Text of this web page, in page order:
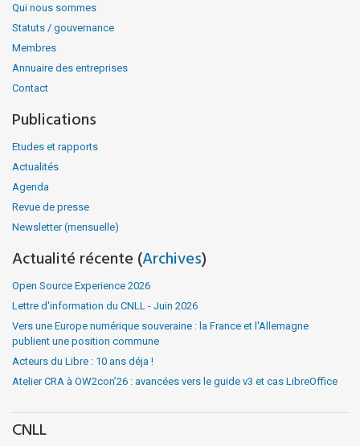
Qui nous sommes
Statuts / gouvernance
Membres
Annuaire des entreprises
Contact
Publications
Etudes et rapports
Actualités
Agenda
Revue de presse
Newsletter (mensuelle)
Actualité récente (Archives)
Open Source Experience 2026
Lettre d'information du CNLL - Juin 2026
Vers une Europe numérique souveraine : la France et l'Allemagne
publient une position commune
Acteurs du Libre : 10 ans déja !
Atelier CRA à OW2con’26 : avancées vers le guide v3 et cas LibreOffice
CNLL